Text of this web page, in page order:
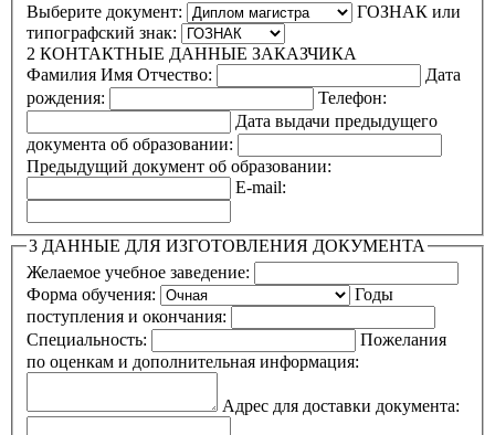
Выберите документ:
ГОЗНАК или
типографский знак:
2 КОНТАКТНЫЕ ДАННЫЕ ЗАКАЗЧИКА
Фамилия Имя Отчество:
Дата
рождения:
Телефон:
Дата выдачи предыдущего
документа об образовании:
Предыдущий документ об образовании:
E-mail:
3 ДАННЫЕ ДЛЯ ИЗГОТОВЛЕНИЯ ДОКУМЕНТА
Желаемое учебное заведение:
Форма обучения:
Годы
поступления и окончания:
Специальность:
Пожелания
по оценкам и дополнительная информация:
Адрес для доставки документа: